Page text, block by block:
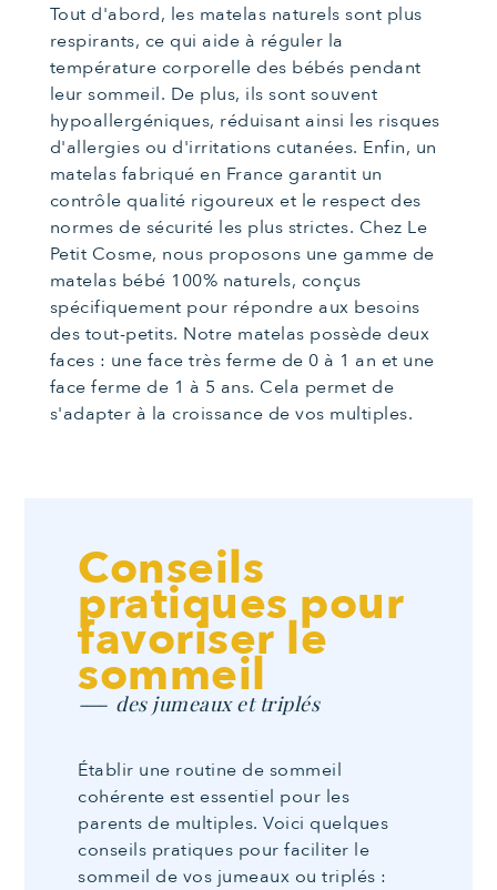
Tout d'abord, les matelas naturels sont plus
respirants, ce qui aide à réguler la
température corporelle des bébés pendant
leur sommeil. De plus, ils sont souvent
hypoallergéniques, réduisant ainsi les risques
d'allergies ou d'irritations cutanées. Enfin, un
matelas fabriqué en France garantit un
contrôle qualité rigoureux et le respect des
normes de sécurité les plus strictes. Chez Le
Petit Cosme, nous proposons une gamme de
matelas bébé 100% naturels, conçus
spécifiquement pour répondre aux besoins
des tout-petits. Notre matelas possède deux
faces : une face très ferme de 0 à 1 an et une
face ferme de 1 à 5 ans. Cela permet de
s'adapter à la croissance de vos multiples.
Conseils
pratiques pour
favoriser le
sommeil
des jumeaux et triplés
Établir une routine de sommeil
cohérente est essentiel pour les
parents de multiples. Voici quelques
conseils pratiques pour faciliter le
sommeil de vos jumeaux ou triplés :